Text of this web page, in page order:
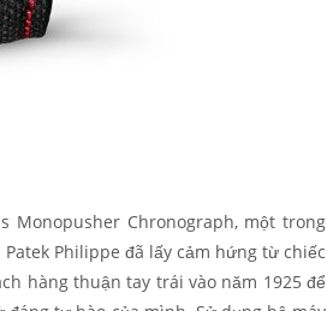
Monopusher Chronograph, một trong
Philippe đã lấy cảm hứng từ chiếc
hàng thuận tay trái vào năm 1925 để